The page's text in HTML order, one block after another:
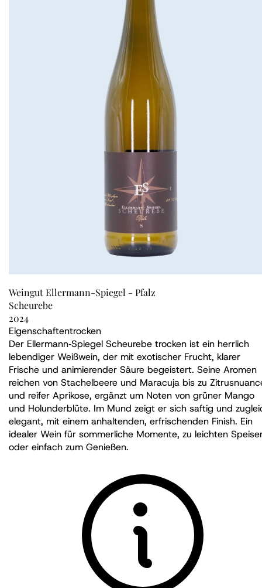
Weingut Ellermann-Spiegel - Pfalz
Scheurebe
2024
Eigenschaftentrocken
Der Ellermann‑Spiegel Scheurebe trocken ist ein herrlich
lebendiger Weißwein, der mit exotischer Frucht, klarer
Frische und animierender Säure begeistert. Seine Aromen
reichen von Stachelbeere und Maracuja bis zu
und reifer Aprikose, ergänzt um Noten von grüner Mango
und Holunderblüte. Im Mund zeigt er sich saftig und
elegant, mit einem anhaltenden, erfrischenden Finish. Ein
idealer Wein für sommerliche Momente, zu leichten
oder einfach zum Genießen.